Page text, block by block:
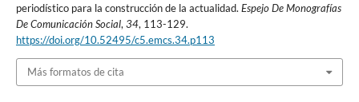
periodístico para la construcción de la actualidad. Espejo De Monografías
De Comunicación Social, 34, 113-129.
https://doi.org/10.52495/c5.emcs.34.p113
Más formatos de cita